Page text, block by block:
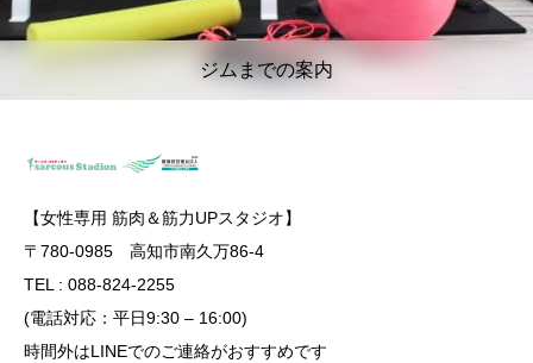
ジムまでの案内
【女性専用 筋肉＆筋力UPスタジオ】
〒780-0985 高知市南久万86-4
TEL : 088-824-2255
(電話対応：平日9:30 – 16:00)
時間外はLINEでのご連絡がおすすめです